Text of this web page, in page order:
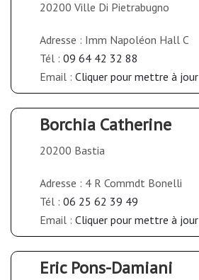
20200 Ville Di Pietrabugno
Adresse : Imm Napoléon Hall C
Tél : 09 64 42 32 88
Email : Cliquer pour mettre à jour
Borchia Catherine
20200 Bastia
Adresse : 4 R Commdt Bonelli
Tél : 06 25 62 39 49
Email : Cliquer pour mettre à jour
Eric Pons-Damiani